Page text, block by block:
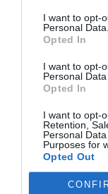
I want to opt-
Personal Data.
Opted In
I want to opt-
Personal
Opted In
I want to opt-
Retention,
Personal
Purposes for
Opted Out
més de 7.000
serveis.
Reptes
Sanitas, a
és perquè "el
oblidats quan
és un públic